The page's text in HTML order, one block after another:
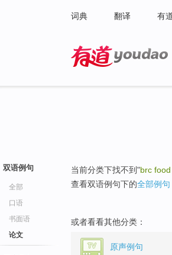
词典 翻译 有
双语例句
全部
口语
书面语
论文
当前分类下找不到"brc
查看双语例句下的全部例句
或者看看其他分类：
原声例句